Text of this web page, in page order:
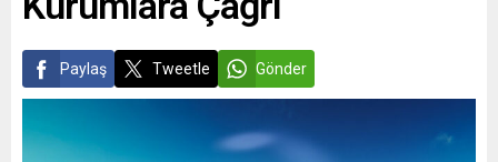
Paylaş Tweetle Gönder